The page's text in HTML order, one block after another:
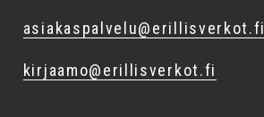
asiakaspalvelu@erillisverkot.fi
kirjaamo@erillisverkot.fi